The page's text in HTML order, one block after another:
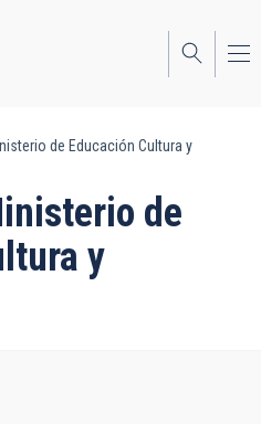
de Educación Cultura y
de
y